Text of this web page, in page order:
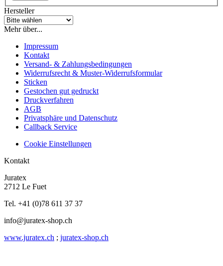
Hersteller
Mehr über...
Impressum
Kontakt
Versand- & Zahlungsbedingungen
Widerrufsrecht & Muster-Widerrufsformular
Sticken
Gestochen gut gedruckt
Druckverfahren
AGB
Privatsphäre und Datenschutz
Callback Service
Cookie Einstellungen
Kontakt
Juratex
2712 Le Fuet
Tel. +41 (0)78 611 37 37
info@juratex-shop.ch
www.juratex.ch ; juratex-shop.ch